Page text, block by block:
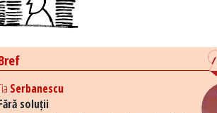
Serbanescu
soluții